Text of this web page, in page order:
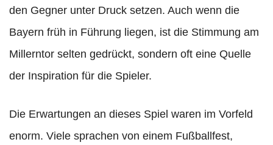
den Gegner unter Druck setzen. Auch wenn die
Bayern früh in Führung liegen, ist die Stimmung am
Millerntor selten gedrückt, sondern oft eine Quelle
der Inspiration für die Spieler.
Die Erwartungen an dieses Spiel waren im Vorfeld
enorm. Viele sprachen von einem Fußballfest,